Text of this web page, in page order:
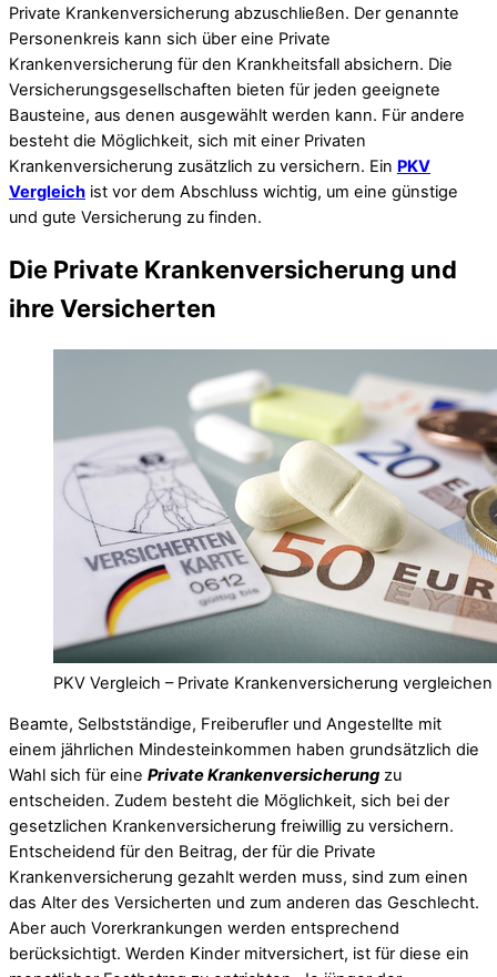
Private Krankenversicherung abzuschließen. Der genannte
Personenkreis kann sich über eine Private
Krankenversicherung für den Krankheitsfall absichern. Die
Versicherungsgesellschaften bieten für jeden geeignete
Bausteine, aus denen ausgewählt werden kann. Für andere
besteht die Möglichkeit, sich mit einer Privaten
Krankenversicherung zusätzlich zu versichern. Ein PKV
Vergleich ist vor dem Abschluss wichtig, um eine günstige
und gute Versicherung zu finden.
Die Private Krankenversicherung und
ihre Versicherten
PKV Vergleich – Private Krankenversicherung vergleichen
Beamte, Selbstständige, Freiberufler und Angestellte mit
einem jährlichen Mindesteinkommen haben grundsätzlich die
Wahl sich für eine Private Krankenversicherung zu
entscheiden. Zudem besteht die Möglichkeit, sich bei der
gesetzlichen Krankenversicherung freiwillig zu versichern.
Entscheidend für den Beitrag, der für die Private
Krankenversicherung gezahlt werden muss, sind zum einen
das Alter des Versicherten und zum anderen das Geschlecht.
Aber auch Vorerkrankungen werden entsprechend
berücksichtigt. Werden Kinder mitversichert, ist für diese ein